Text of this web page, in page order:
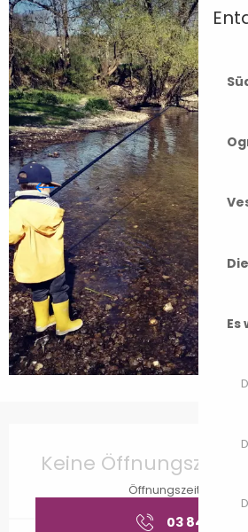
Öffnungszeiten &
Keine
Öffnungszeiten
03 84 91 84